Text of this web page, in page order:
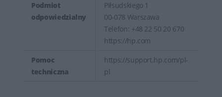
Podmiot
odpowiedzialny
Piłsudskiego 1
00-078 Warszawa
Telefon: +48 22 50 20 670
https://hp.com
Pomoc
techniczna
https://support.hp.com/pl-
pl